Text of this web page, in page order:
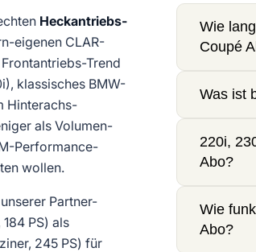
Heckantriebs-
eigenen CLAR-
Trend
klassisches BMW-
Hinterachs-
als Volumen-
Performance-
wollen.
Partner-
PS) als
245 PS) für
Wie
Coupé
Was ist
220i,
Abo?
Wie
Abo?